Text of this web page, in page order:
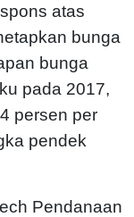
atas
bunga
bunga
pada 2017,
persen per
pendek
Pendanaan